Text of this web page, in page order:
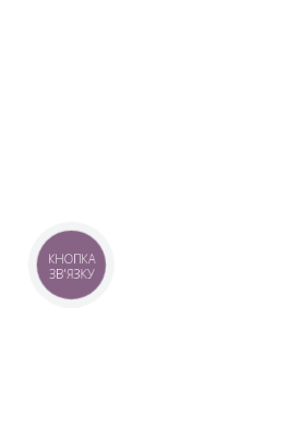
КНОПКА
ЗВ'ЯЗКУ